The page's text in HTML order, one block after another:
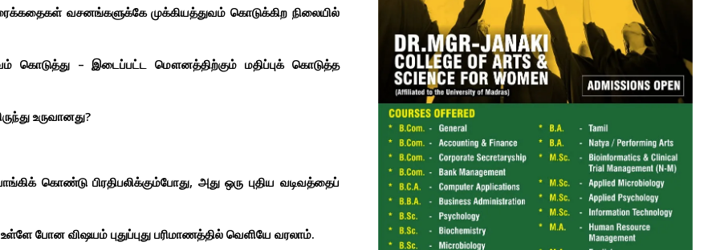
வசனங்களுக்கே முக்கியத்துவம் கொடுக்கிற நிலையில்
கொடுத்து – இடைப்பட்ட மௌனத்திற்கும் மதிப்புக் கொடுத்த
உருவானது?
கொண்டு பிரதிபலிக்கும்போது, அது ஒரு புதிய வடிவத்தைப்
போன விஷயம் புதுப்புது பரிமாணத்தில் வெளியே வரலாம்.